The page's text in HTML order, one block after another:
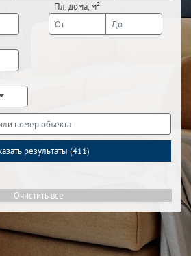
Пл. дома, м²
результаты (411)
Очистить все